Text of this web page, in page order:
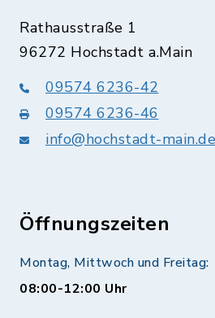
Rathausstraße 1
96272 Hochstadt a.Main
09574 6236-42
09574 6236-46
info@hochstadt-main.de
Öffnungszeiten
Montag, Mittwoch und Freitag:
08:00-12:00 Uhr